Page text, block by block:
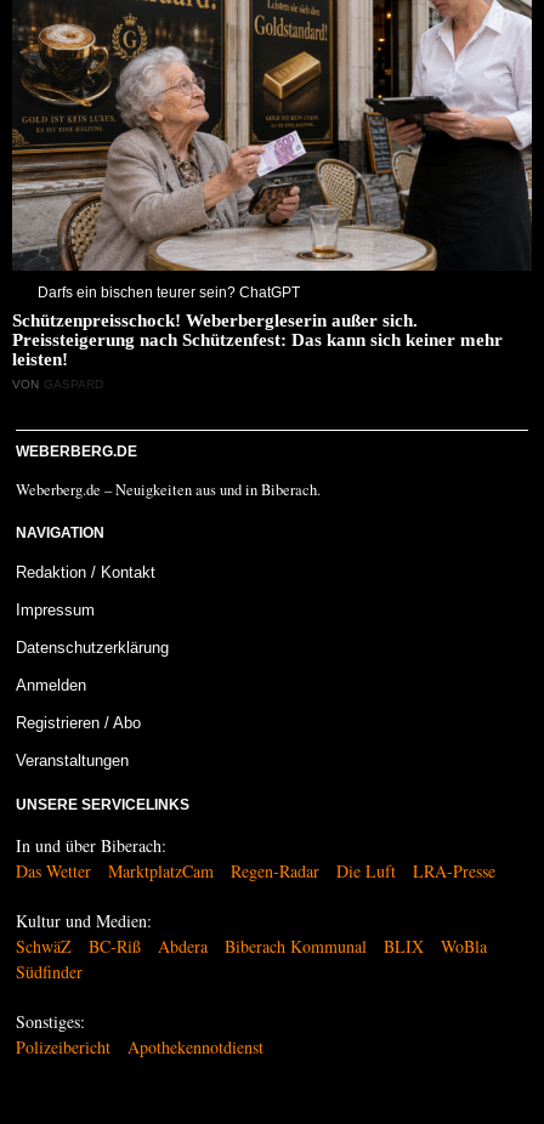
Darfs ein bischen teurer sein? ChatGPT
Schützenpreisschock! Weberbergleserin außer sich.
Preissteigerung nach Schützenfest: Das kann sich keiner mehr
leisten!
VON GASPARD
WEBERBERG.DE
Weberberg.de – Neuigkeiten aus und in Biberach.
NAVIGATION
Redaktion / Kontakt
Impressum
Datenschutzerklärung
Anmelden
Registrieren / Abo
Veranstaltungen
UNSERE SERVICELINKS
In und über Biberach:
Das Wetter
MarktplatzCam Regen-Radar Die Luft LRA-Presse
Kultur und Medien:
SchwäZ
BC-Riß Abdera Biberach Kommunal BLIX
WoBla
Südfinder
Sonstiges:
Polizeibericht
Apothekennotdienst